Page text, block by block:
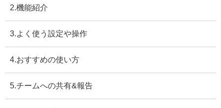
2.機能紹介
3.よく使う設定や操作
4.おすすめの使い方
5.チームへの共有&報告